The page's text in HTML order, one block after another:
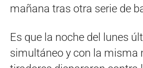
mañana tras otra serie de
Es que la noche del lunes
simultáneo y con la misma